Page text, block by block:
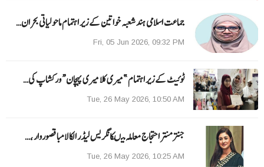
جماعت اسلامی ہند شعبہ خواتین کے زیر اہتمام ماحولیاتی بحران…
Fri, 05 Jun 2026, 09:32 PM
ٹوئیٹ کے زیر اہتمام ”میری کلا میری پہچان“ ورکشاپ کی…
Tue, 26 May 2026, 10:50 AM
جنتر منتر احتجاج معاملہ میںکانگریس لیڈر الکا لامبا قصوروار ،…
Tue, 26 May 2026, 10:25 AM